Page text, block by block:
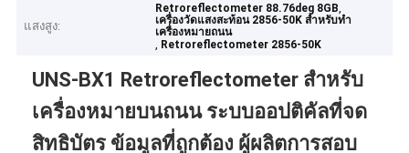
แสงสูง:
Retroreflectometer 88.76deg 8GB,
เครื่องวัดแสงสะท้อน 2856-50K สำหรับทำ
เครื่องหมายถนน
, Retroreflectometer 2856-50K
UNS-BX1 Retroreflectometer สำหรับ
เครื่องหมายบนถนน ระบบออปติคัลที่จด
สิทธิบัตร ข้อมูลที่ถูกต้อง ผู้ผลิตการสอบ